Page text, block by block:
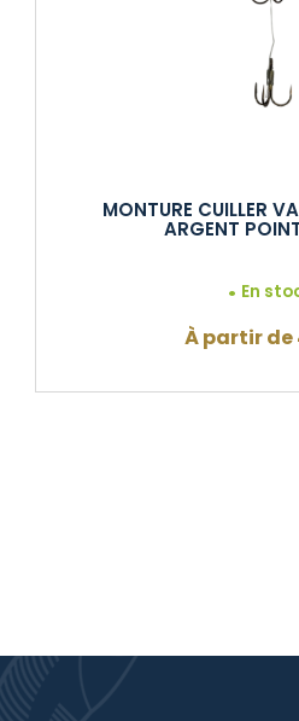
MONTURE CUILLER
ARGENT
En
À partir de